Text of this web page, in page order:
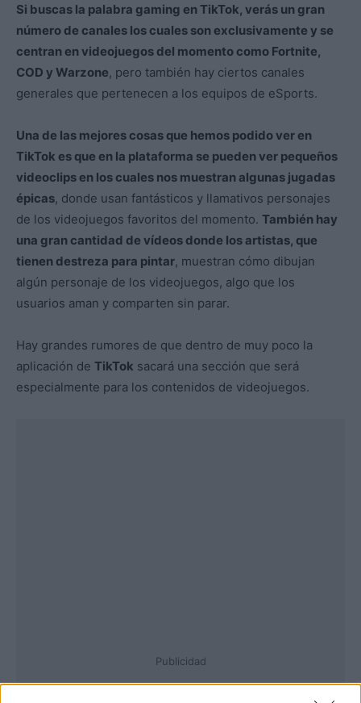
Si buscas la palabra gaming en TikTok, verás un gran
número de canales los cuales son exclusivamente y se
centran en videojuegos del momento como Fortnite,
COD y Warzone, pero también hay ciertos canales
generales que pertenecen a los equipos de eSports.
Una de las mejores cosas que hemos podido ver en
TikTok es que en la plataforma se pueden ver pequeños
videoclips en los cuales nos muestran algunas jugadas
épicas, donde usan fantásticos y llamativos personajes
de los videojuegos favoritos del momento. También hay
una gran cantidad de vídeos donde los artistas, que
tienen destreza para pintar, muestran cómo dibujan
algún personaje de los videojuegos, algo que los
usuarios aman y comparten sin parar.
Hay grandes rumores de que dentro de muy poco la
aplicación de TikTok sacará una sección que será
especialmente para los contenidos de videojuegos.
Publicidad